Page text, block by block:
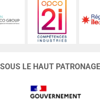
SOUS LE HAUT